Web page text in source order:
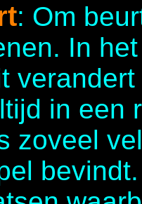
: Om
In
in een
zoveel